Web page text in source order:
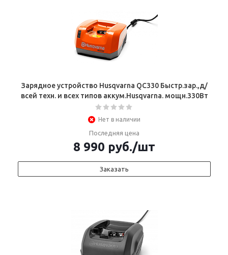
Зарядное устройство Husqvarna QC330 Быстр.зар.,д/
всей техн. и всех типов аккум.Husqvarna. мощн.330Вт
Нет в наличии
Последняя цена
8 990 руб./шт
Заказать